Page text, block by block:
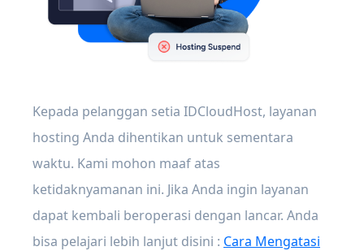
Kepada pelanggan setia IDCloudHost, layanan
hosting Anda dihentikan untuk sementara
waktu. Kami mohon maaf atas
ketidaknyamanan ini. Jika Anda ingin layanan
dapat kembali beroperasi dengan lancar. Anda
bisa pelajari lebih lanjut disini : Cara Mengatasi